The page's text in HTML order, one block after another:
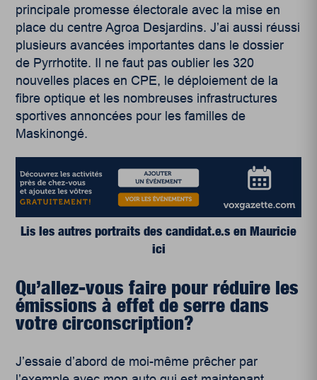
principale promesse électorale avec la mise en
place du centre Agroa Desjardins. J’ai aussi réussi
plusieurs avancées importantes dans le dossier
de Pyrrhotite. Il ne faut pas oublier les 320
nouvelles places en CPE, le déploiement de la
fibre optique et les nombreuses infrastructures
sportives annoncées pour les familles de
Maskinongé.
Lis les autres portraits des candidat.e.s en Mauricie
ici
Qu’allez-vous faire pour réduire les
émissions à effet de serre dans
votre circonscription?
J’essaie d’abord de moi-même prêcher par